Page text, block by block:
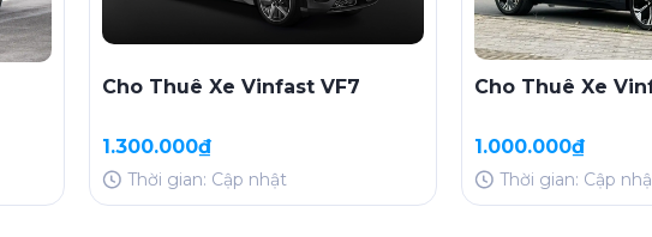
Cho Thuê Xe Vinfast VF7
1.300.000₫
Thời gian: Cập nhật
Cho Thuê Xe
1.000.000₫
Thời gian: Cập